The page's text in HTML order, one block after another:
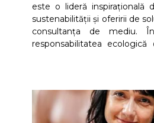
este o lideră inspirațională
sustenabilității și oferirii de
consultanța de mediu.
responsabilitatea ecologică
navigheze complexitatea
atât legislația, cât și